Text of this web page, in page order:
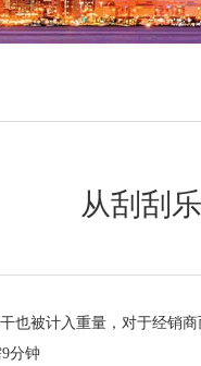
从刮刮
被计入重量，对于经销商
分钟